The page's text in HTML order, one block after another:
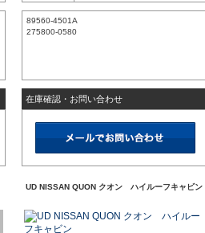
89560-4501A
275800-0580
在庫確認・お問い合わせ
UD NISSAN QUON クオン ハイルーフキャビン